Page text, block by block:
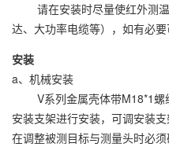
请在安装时尽量使红外测温
达、大功率电缆等），如有必要
安装
a、机械安装
V系列金属壳体带M18*1螺
安装支架进行安装，可调安装
在调整被测目标与测量头时必须